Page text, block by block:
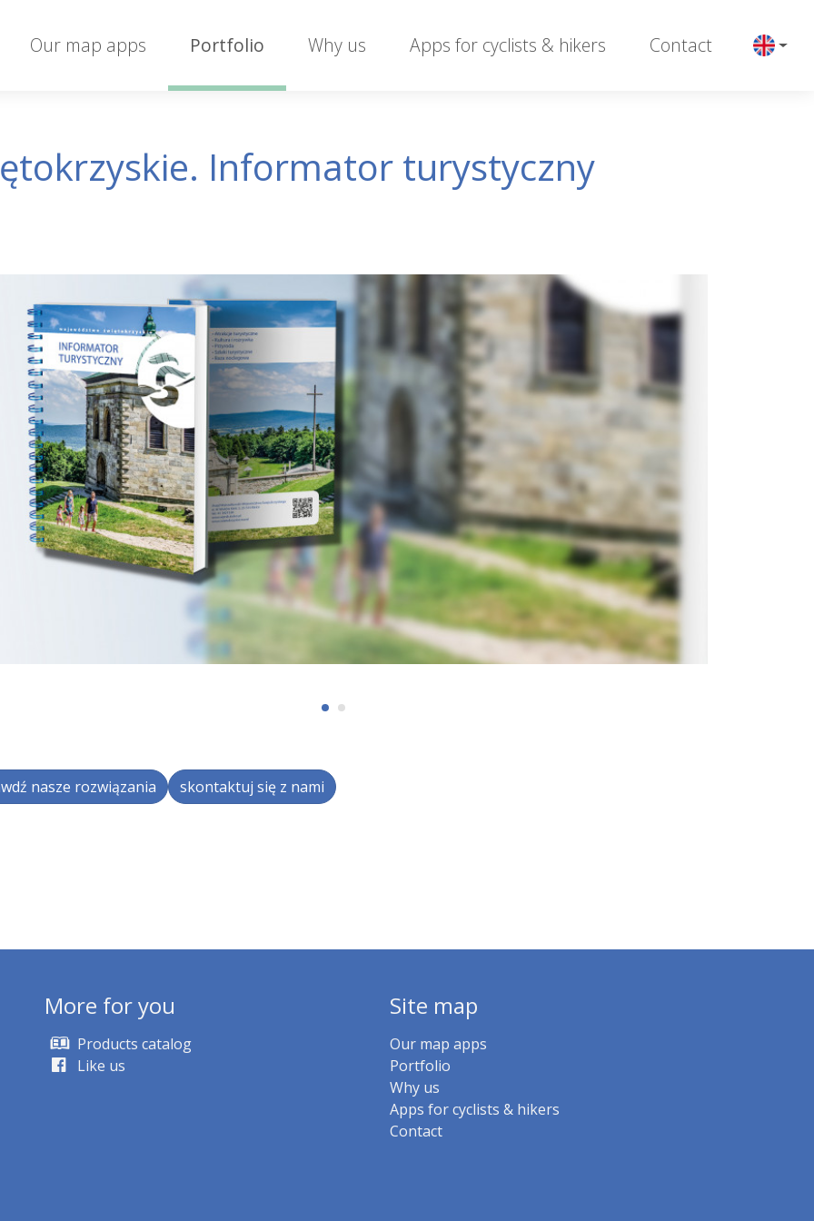
Our map apps Portfolio Why us Apps for cyclists & hikers Contact
Informator turystyczny
nasze rozwiązania skontaktuj się z nami
More for you
Products catalog
Like us
Site map
Our map apps
Portfolio
Why us
Apps for cyclists & hikers
Contact